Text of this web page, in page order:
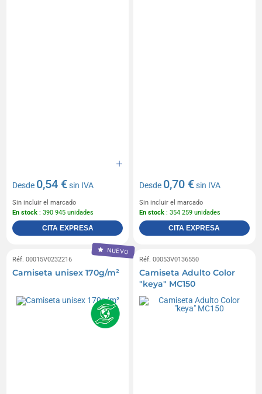
Desde 0,54 €sin IVA
Sin incluir el marcado
En stock : 390 945 unidades
CITA EXPRESA
Desde 0,70 €sin IVA
Sin incluir el marcado
En stock : 354 259 unidades
CITA EXPRESA
NUEVO
Réf. 00015V0232216
Camiseta unisex 170g/m²
Réf. 00053V0136550
Camiseta Adulto Color
"keya" MC150